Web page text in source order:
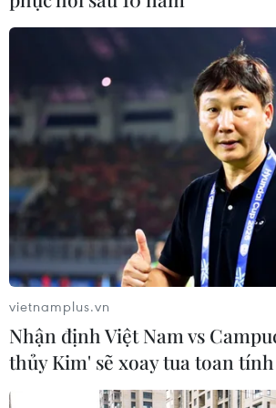
CƠ QUAN CHỦ QUẢN: THÔNG TẤN XÃ VIỆT NAM
Tổng Biên tập: TRẦN TIẾN DUẨN
Phó Tổng Biên tập: NGUYỄN THỊ TÁM,
THỦY
Sở hữu trí tuệ
Quy
RSS
Hỗ trợ
Ngôn ngữ
Dịch vụ tin
Quảng
Liên hệ
vietnamplus.vn
Nhận định Việt Nam vs
thủy Kim' sẽ xoay tua toan